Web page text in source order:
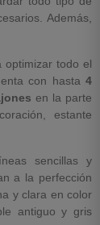
Además,
optimizar todo el
con hasta 4
en la parte
estante
sencillas y
a la perfección
y clara en color
antiguo y gris